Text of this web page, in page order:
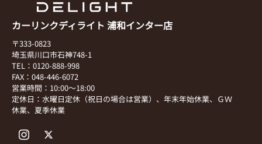
カーリンクディライト 浦和インター店
〒333-0823
埼玉県川口市石神748-1
TEL：0120-888-998
FAX：048-446-6072
営業時間：10:00～18:00
定休日：水曜日定休（祝日の場合は営業）、年末年始休業、ＧＷ
休業、夏季休業